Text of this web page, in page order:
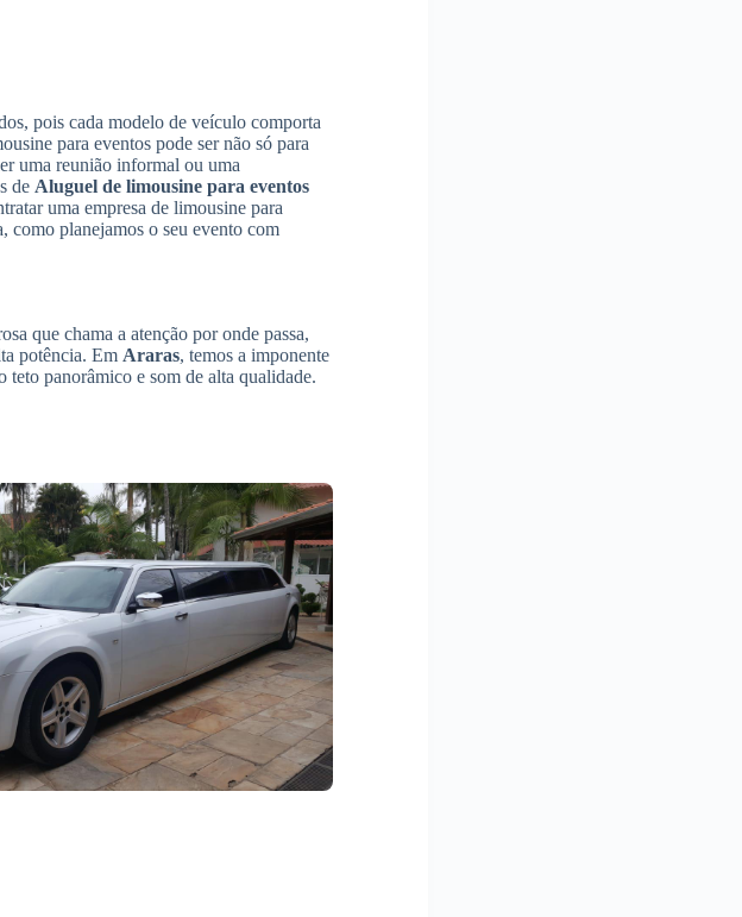
pois cada modelo de veículo comporta
para eventos pode ser não só para
uma reunião informal ou uma
de Aluguel de limousine para eventos
uma empresa de limousine para
como planejamos o seu evento com
que chama a atenção por onde passa,
potência. Em Araras, temos a imponente
panorâmico e som de alta qualidade.